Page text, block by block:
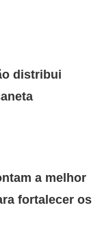
distribui
a melhor
fortalecer os